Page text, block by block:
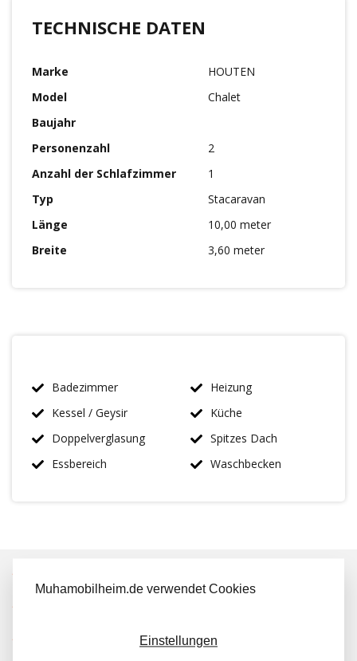
TECHNISCHE DATEN
Marke
HOUTEN
Model
Chalet
Baujahr
Personenzahl
2
Anzahl der Schlafzimmer
1
Typ
Stacaravan
Länge
10,00 meter
Breite
3,60 meter
Badezimmer
Kessel / Geysir
Doppelverglasung
Essbereich
Heizung
Küche
Spitzes Dach
Waschbecken
KUNDEN BEWERTEN UNS MIT A 9.6/10
Muhamobilheim.de verwendet Cookies
Einstellungen